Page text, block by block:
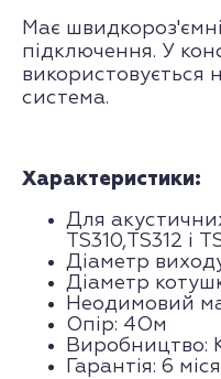
Має
підключення. У
використовується
система.
Характеристики:
Для
TS310,TS312 і
Діаметр
Діаметр
Неодимовий
Опір: 4Ом
Виробництво:
Гарантія: 6